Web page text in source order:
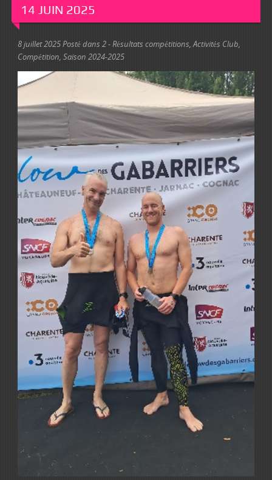
14 JUIN 2025
8 juillet 2025Posté dans2 - Résultats compétitions,Activités Club,
Compétition, Saison 2024-2025